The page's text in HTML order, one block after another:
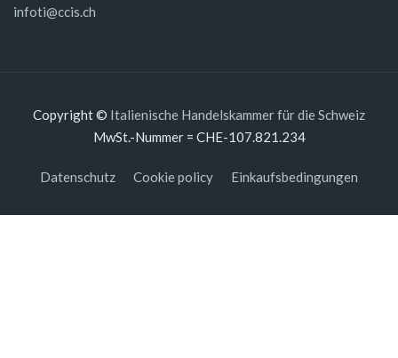
infoti@ccis.ch
Copyright © Italienische Handelskammer für die Schweiz
MwSt.-Nummer = CHE-107.821.234
Datenschutz Cookie policy Einkaufsbedingungen